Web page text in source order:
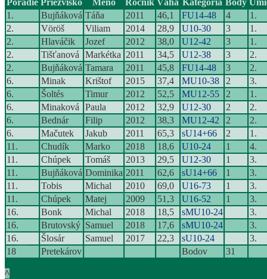
1.
Bujňáková Táňa 2011 46,1 FU14-48 4
1.
2.
Vöröš Viliam 2014 28,9 U10-30 3
1.
2.
Hlaváčik Jozef 2012 38,0 U12-42 3
1.
2.
Tišťanová Markétka 2011 34,5 U12-38 3
2.
2.
Bujňáková Tamara 2011 45,8 FU14-48 3
2.
6.
Minak Krištof 2015 37,4 MU10-38 2
3.
6.
Šoltés Timur 2012 52,5 MU12-55 2
1.
6.
Minaková Paula 2012 32,9 U12-30 2
2.
6.
Bednár Filip 2012 38,3 MU12-42 2
2.
6.
Mačutek Jakub 2011 65,3 sU14+66 2
1.
11.
Chudík Marko 2018 18,6 U10-24 1
4.
11.
Chúpek Tomáš 2013 29,5 U12-30 1
3.
11.
Bujňáková Dominika 2011 62,6 sU14+66 1
3.
11.
Tobis Michal 2010 69,0 U16-73 1
3.
11.
Chúpek Matej 2009 51,3 U16-52 1
3.
16.
Bonk Michal 2018 18,5 sMU10-24
3.
16.
Brutovský Samuel 2018 17,6 sMU10-24
3.
16.
Šlosár Samuel 2017 22,3 sU10-24
3.
18
Pretekárov Bodov 31
^